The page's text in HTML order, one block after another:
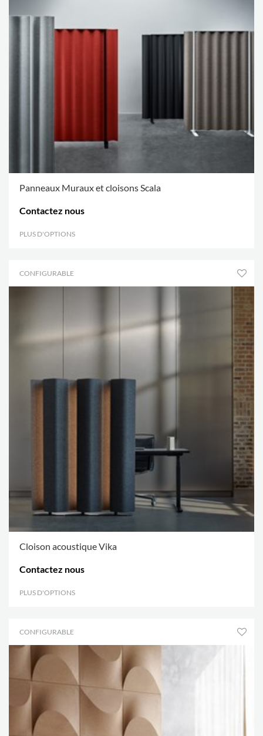
Panneaux Muraux et cloisons Scala
Contactez nous
PLUS D'OPTIONS
CONFIGURABLE
Cloison acoustique Vika
Contactez nous
PLUS D'OPTIONS
CONFIGURABLE